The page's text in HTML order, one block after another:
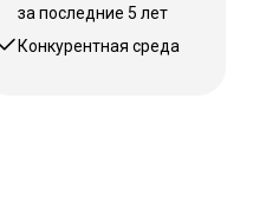
за последние 5 лет
Конкурентная среда